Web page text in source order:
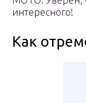
интересного!
Как